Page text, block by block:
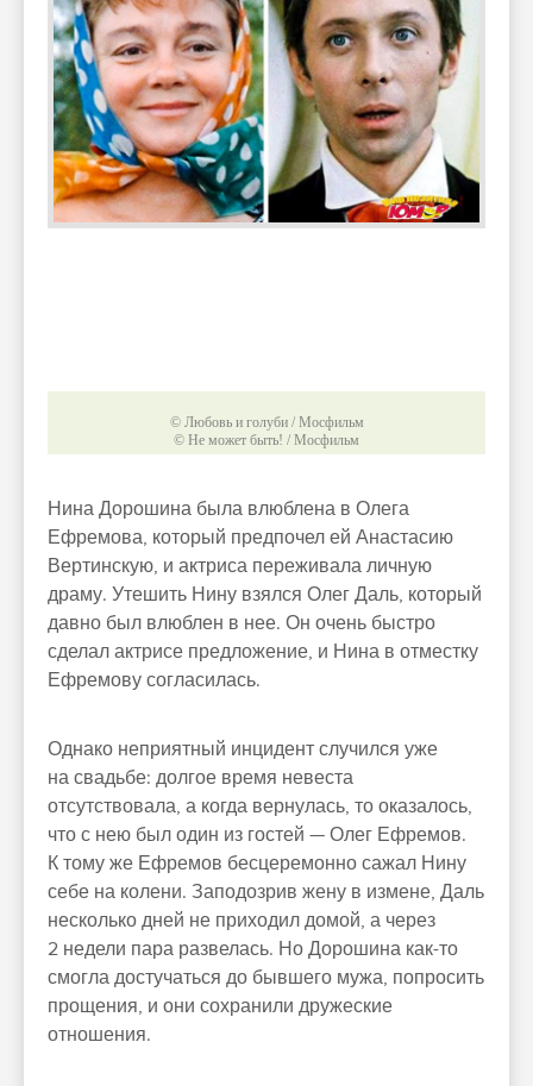
© Любовь и голуби / Мосфильм
© Не может быть! / Мосфильм
Нина Дорошина была влюблена в Олега
Ефремова, который предпочел ей Анастасию
Вертинскую, и актриса переживала личную
драму. Утешить Нину взялся Олег Даль, который
давно был влюблен в нее. Он очень быстро
сделал актрисе предложение, и Нина в отместку
Ефремову согласилась.
Однако неприятный инцидент случился уже
на свадьбе: долгое время невеста
отсутствовала, а когда вернулась, то оказалось,
что с нею был один из гостей — Олег Ефремов.
К тому же Ефремов бесцеремонно сажал Нину
себе на колени. Заподозрив жену в измене, Даль
несколько дней не приходил домой, а через
2 недели пара развелась. Но Дорошина как-то
смогла достучаться до бывшего мужа, попросить
прощения, и они сохранили дружеские
отношения.